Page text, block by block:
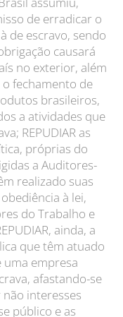
de erradicar o
de escravo, sendo
causará
no exterior, além
fechamento de
brasileiros,
a atividades que
REPUDIAR as
próprias do
a Auditores-
realizado suas
à lei,
do Trabalho e
ainda, a
que têm atuado
empresa
afastando-se
interesses
público e as